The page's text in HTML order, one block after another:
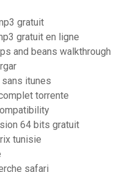
gratuit
gratuit en ligne
and beans walkthrough
itunes
torrente
64 bits gratuit
tunisie
safari